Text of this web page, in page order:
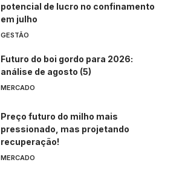
potencial de lucro no confinamento
em julho
GESTÃO
Futuro do boi gordo para 2026:
análise de agosto (5)
MERCADO
Preço futuro do milho mais
pressionado, mas projetando
recuperação!
MERCADO